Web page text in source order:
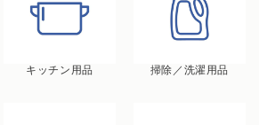
キッチン用品 掃除／洗濯用品